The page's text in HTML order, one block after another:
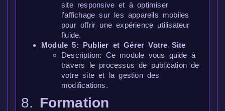
site responsive et à optimiser
l’affichage sur les appareils mobiles
pour offrir une expérience utilisateur
fluide.
Module 5: Publier et Gérer Votre Site
Description: Ce module vous guide à
travers le processus de publication de
votre site et la gestion des
modifications.
8. Formation